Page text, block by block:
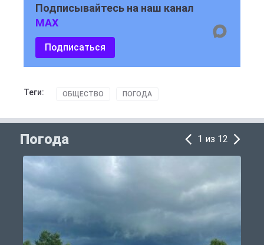
Подписывайтесь на наш канал
MAX
Подписаться
Теги: ОБЩЕСТВО ПОГОДА
Погода 1 из 12